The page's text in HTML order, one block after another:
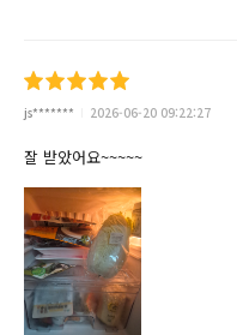
js******* 2026-06-20 09:22:27
잘 받았어요~~~~~